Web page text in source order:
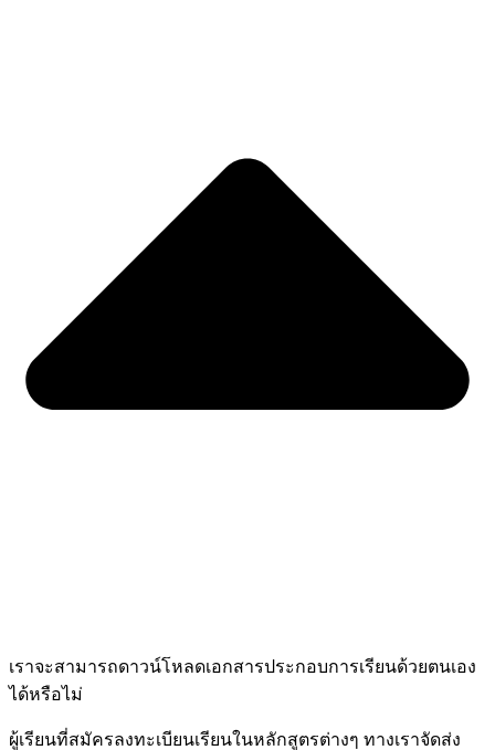
เราจะสามารถดาวน์โหลดเอกสารประกอบการเรียนด้วยตนเอง
ได้หรือไม่
ผู้เรียนที่สมัครลงทะเบียนเรียนในหลักสูตรต่างๆ ทางเราจัดส่ง